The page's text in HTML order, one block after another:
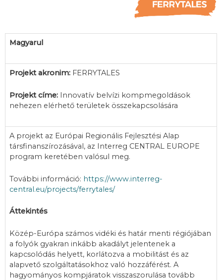
Magyarul
Projekt akronim: FERRYTALES
Projekt címe: Innovatív belvízi kompmegoldások
nehezen elérhető területek összekapcsolására
A projekt az Európai Regionális Fejlesztési Alap
társfinanszírozásával, az Interreg CENTRAL EUROPE
program keretében valósul meg.
További információ: https://www.interreg-
central.eu/projects/ferrytales/
Áttekintés
Közép-Európa számos vidéki és határ menti régiójában
a folyók gyakran inkább akadályt jelentenek a
kapcsolódás helyett, korlátozva a mobilitást és az
alapvető szolgáltatásokhoz való hozzáférést. A
hagyományos kompjáratok visszaszorulása tovább